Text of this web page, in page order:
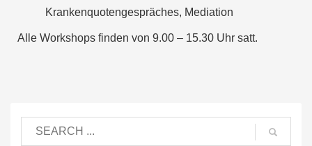
Krankenquotengespräches, Mediation
Alle Workshops finden von 9.00 – 15.30 Uhr satt.